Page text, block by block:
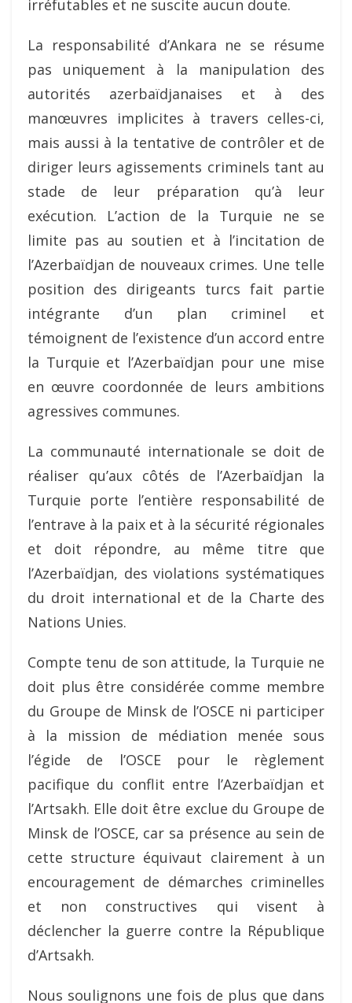
irréfutables et ne suscite aucun doute.
La responsabilité d’Ankara ne se résume
pas uniquement à la manipulation des
autorités azerbaïdjanaises et à des
manœuvres implicites à travers celles-ci,
mais aussi à la tentative de contrôler et de
diriger leurs agissements criminels tant au
stade de leur préparation qu’à leur
exécution. L’action de la Turquie ne se
limite pas au soutien et à l’incitation de
l’Azerbaïdjan de nouveaux crimes. Une telle
position des dirigeants turcs fait partie
intégrante d’un plan criminel et
témoignent de l’existence d’un accord entre
la Turquie et l’Azerbaïdjan pour une mise
en œuvre coordonnée de leurs ambitions
agressives communes.
La communauté internationale se doit de
réaliser qu’aux côtés de l’Azerbaïdjan la
Turquie porte l’entière responsabilité de
l’entrave à la paix et à la sécurité régionales
et doit répondre, au même titre que
l’Azerbaïdjan, des violations systématiques
du droit international et de la Charte des
Nations Unies.
Compte tenu de son attitude, la Turquie ne
doit plus être considérée comme membre
du Groupe de Minsk de l’OSCE ni participer
à la mission de médiation menée sous
l’égide de l’OSCE pour le règlement
pacifique du conflit entre l’Azerbaïdjan et
l’Artsakh. Elle doit être exclue du Groupe de
Minsk de l’OSCE, car sa présence au sein de
cette structure équivaut clairement à un
encouragement de démarches criminelles
et non constructives qui visent à
déclencher la guerre contre la République
d’Artsakh.
Nous soulignons une fois de plus que dans